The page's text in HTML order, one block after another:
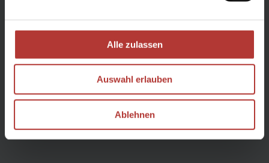
Alle zulassen
Auswahl erlauben
Ablehnen
Reit-Schwierigkeitsgrad
●